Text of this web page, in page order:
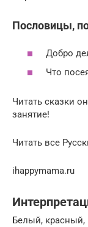
Пословицы,
Добро
Что
Читать сказки
занятие!
Читать все
ihappymama.ru
Белый, красный,